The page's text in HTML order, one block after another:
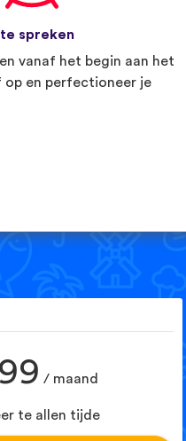
te spreken
vanaf het begin aan het
op en perfectioneer je
/ maand
te allen tijde